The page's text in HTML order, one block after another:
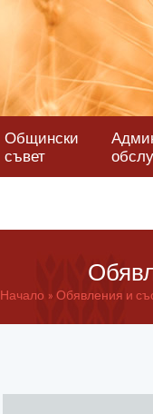
Общински
съвет
Начало Обявления и